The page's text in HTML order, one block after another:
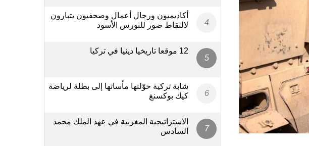
أكاديميون ورجال أعمال وصحفيون يتبارون
لالتقاط صور للنورس الأسود
12 موقعا تاريخيا دينيا في تركيا
شابة تركية حوّلتها مأساتها إلى بطلة لرياضة
كيك بوكسنغ
الاستراتيجية المغربية في عهد الملك محمد
السادس